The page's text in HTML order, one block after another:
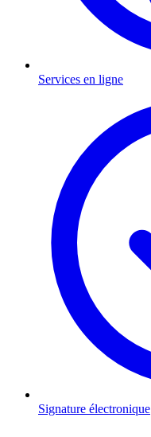
Services en ligne
Signature électronique